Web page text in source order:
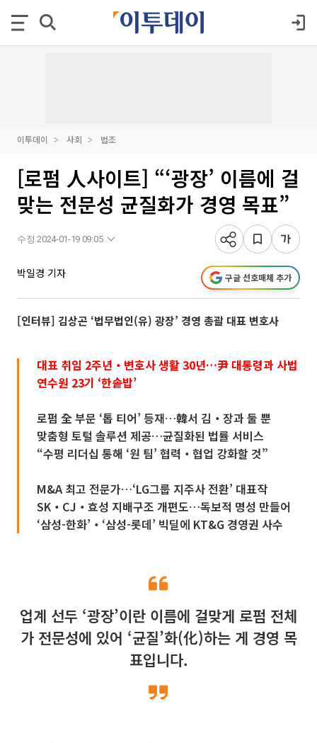
이투데이 사회 법조
[로펌 人사이트] “‘광장’ 이름에 걸
맞는 전문성 균질화가 경영 목표”
수정 2024-01-19 09:05
박일경 기자 구글 선호매체 추가
[인터뷰] 김상곤 ‘법무법인(유) 광장’ 경영 총괄 대표 변호사
대표 취임 2주년‧변호사 생활 30년…尹 대통령과 사법
연수원 23기 ‘한솥밥’
로펌 全 부문 ‘톱 티어’ 등재…韓서 김‧장과 둘 뿐
맞춤형 토털 솔루션 제공…균질화된 법률 서비스
“수평 리더십 통해 ‘원 팀’ 협력‧협업 강화할 것”
M&A 최고 전문가…‘LG그룹 지주사 전환’ 대표작
SK‧CJ‧효성 지배구조 개편도…독보적 명성 만들어
‘삼성-한화’‧‘삼성-롯데’ 빅딜에 KT&G 경영권 사수
업계 선두 ‘광장’이란 이름에 걸맞게 로펌 전체
가 전문성에 있어 ‘균질’화(化)하는 게 경영 목
표입니다.